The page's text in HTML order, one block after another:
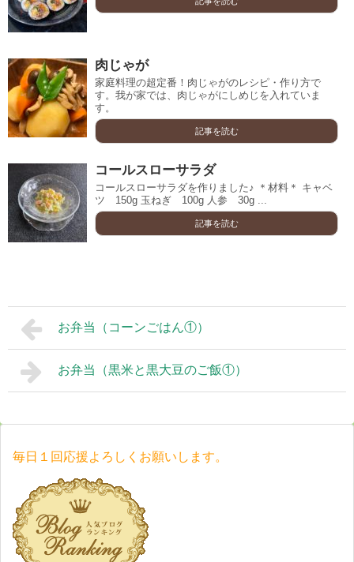
肉じゃが
家庭料理の超定番！肉じゃがのレシピ・作り方で
す。我が家では、肉じゃがにしめじを入れていま
す。
記事を読む
コールスローサラダ
コールスローサラダを作りました♪ ＊材料＊ キャベ
ツ 150g 玉ねぎ 100g 人参 30g ...
記事を読む
お弁当（コーンごはん①）
お弁当（黒米と黒大豆のご飯①）
毎日１回応援よろしくお願いします。